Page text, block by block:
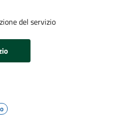
del servizio